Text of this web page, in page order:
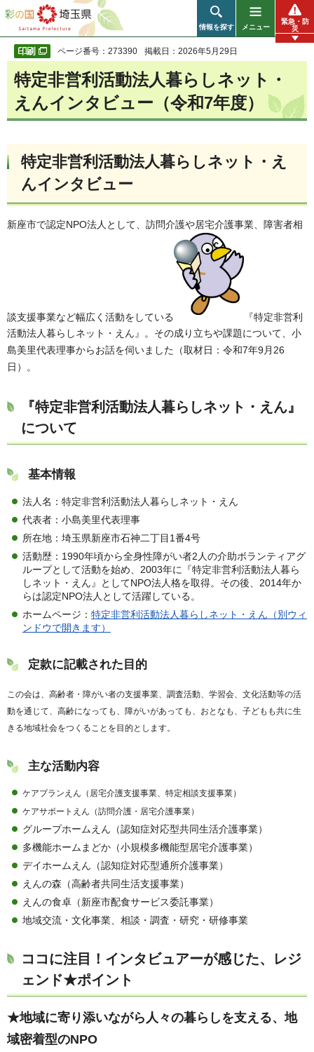
彩の国 埼玉県
情報を探す メニュー
緊急・防
災
ページ番号：273390 掲載日：2026年5月29日
特定非営利活動法人暮らしネット・
えんインタビュー（令和7年度）
特定非営利活動法人暮らしネット・え
んインタビュー
新座市で認定NPO法人として、訪問介護や居宅介護事業、障害者相
談支援事業など幅広く活動をしている
『特定非営利
活動法人暮らしネット・えん』。その成り立ちや課題について、小
島美里代表理事からお話を伺いました（取材日：令和7年9月26
日）。
『特定非営利活動法人暮らしネット・えん』
について
基本情報
法人名：特定非営利活動法人暮らしネット・えん
代表者：小島美里代表理事
所在地：埼玉県新座市石神二丁目1番4号
活動歴：1990年頃から全身性障がい者2人の介助ボランティアグ
ループとして活動を始め、2003年に『特定非営利活動法人暮ら
しネット・えん』としてNPO法人格を取得。その後、2014年か
らは認定NPO法人として活躍している。
ホームページ： 特定非営利活動法人暮らしネット・えん（別ウィ
ンドウで開きます）
定款に記載された目的
この会は、高齢者・障がい者の支援事業、調査活動、学習会、文化活動等の活
動を通じて、高齢になっても、障がいがあっても、おとなも、子どもも共に生
きる地域社会をつくることを目的とします。
主な活動内容
ケアプランえん（居宅介護支援事業、特定相談支援事業）
ケアサポートえん（訪問介護・居宅介護事業）
グループホームえん（認知症対応型共同生活介護事業）
多機能ホームまどか（小規模多機能型居宅介護事業）
デイホームえん（認知症対応型通所介護事業）
えんの森（高齢者共同生活支援事業）
えんの食卓（新座市配食サービス委託事業）
地域交流・文化事業、相談・調査・研究・研修事業
ココに注目！インタビュアーが感じた、レジ
ェンド★ポイント
★地域に寄り添いながら人々の暮らしを支える、地
域密着型のNPO